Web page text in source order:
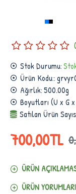
Stok Durumu:
Ürün Kodu::
Ağırlık:500.00g
Boyutları (U x G
Satılan Ürün
700,00TL
ÜRÜN
ÜRÜN YORUMLARI